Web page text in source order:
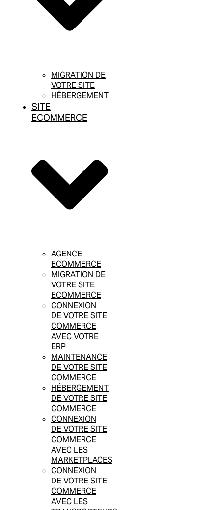
MIGRATION DE
VOTRE SITE
HÉBERGEMENT
SITE
ECOMMERCE
AGENCE
ECOMMERCE
MIGRATION DE
VOTRE SITE
ECOMMERCE
CONNEXION
DE VOTRE SITE
COMMERCE
AVEC VOTRE
ERP
MAINTENANCE
DE VOTRE SITE
COMMERCE
HÉBERGEMENT
DE VOTRE SITE
COMMERCE
CONNEXION
DE VOTRE SITE
COMMERCE
AVEC LES
MARKETPLACES
CONNEXION
DE VOTRE SITE
COMMERCE
AVEC LES